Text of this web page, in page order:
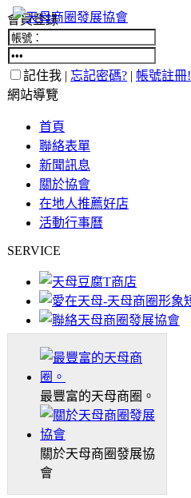
會員登錄
記住我 | 忘記密碼? | 帳號註冊!
網站導覽
首頁
聯絡表單
新聞訊息
關於協會
在地人推薦好店
活動行事曆
SERVICE
最豐富的天母商圈。
關於天母商圈發展協
會